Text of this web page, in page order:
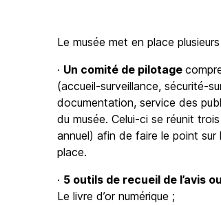
Le musée met en place
· Un comité de pilotage
(accueil-surveillance, sécurité-
documentation, service des
du musée. Celui-ci se réunit
annuel) afin de faire le point
place.
· 5 outils de recueil de l’avis
Le livre d’or numérique ;